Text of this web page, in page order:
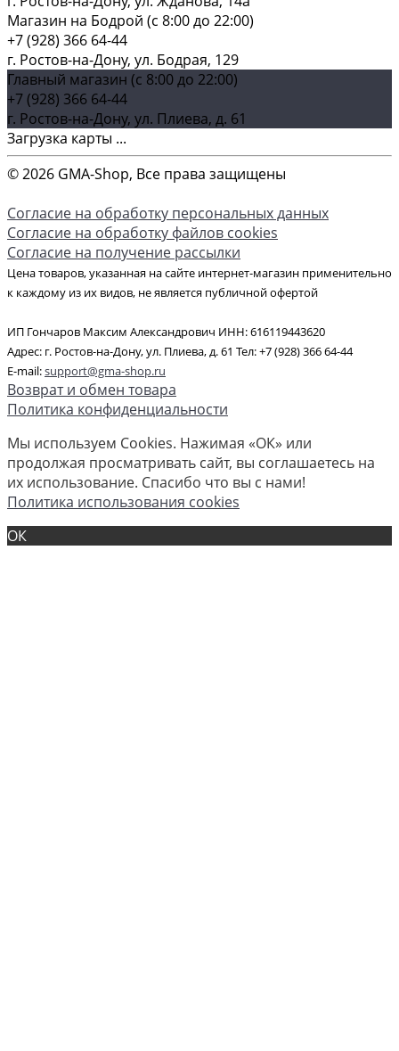
Магазин на Бодрой (c 8:00 до 22:00)
+7 (928) 366 64-44
г. Ростов-на-Дону, ул. Бодрая, 129
Главный магазин (c 8:00 до 22:00)
+7 (928) 366 64-44
г. Ростов-на-Дону, ул. Плиева, д. 61
Загрузка карты ...
© 2026 GMA-Shop, Все права защищены
Согласие на обработку персональных данных
Согласие на обработку файлов cookies
Согласие на получение рассылки
Цена товаров, указанная на сайте интернет-магазин применительно
к каждому из их видов, не является публичной офертой
ИП Гончаров Максим Александрович ИНН: 616119443620
Адрес: г. Ростов-на-Дону, ул. Плиева, д. 61 Тел: +7 (928) 366 64-44
E-mail:support@gma-shop.ru
Возврат и обмен товара
Политика конфиденциальности
Мы используем Cookies. Нажимая «ОК» или
продолжая просматривать сайт, вы соглашаетесь на
их использование. Спасибо что вы с нами!
Политика использования cookies
ОК